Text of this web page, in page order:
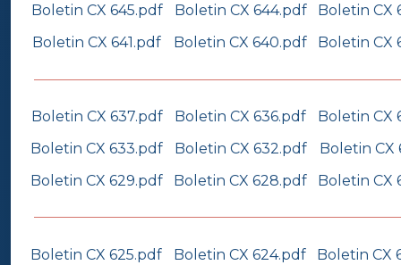
Boletin CX 645.pdf
Boletin CX 644.pdf
Boletin CX
Boletin CX 641.pdf
Boletin CX 640.pdf Boletin CX
Boletin CX 637.pdf Boletin CX 636.pdf
Boletin CX
Boletin CX 633.pdf
Boletin CX 632.pdf
Boletin CX
Boletin CX 629.pdf
Boletin CX 628.pdf Boletin CX
Boletin CX 625.pdf Boletin CX 624.pdf
Boletin CX